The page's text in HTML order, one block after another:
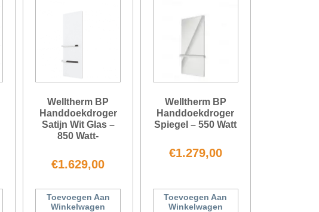
Welltherm BP
Handdoekdroger
Satijn Wit Glas –
850 Watt-
€1.629,00
Toevoegen Aan
Winkelwagen
Welltherm BP
Handdoekdroger
Spiegel – 550 Watt
€1.279,00
Toevoegen Aan
Winkelwagen